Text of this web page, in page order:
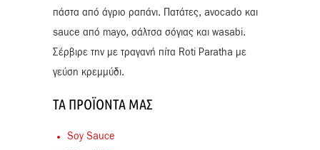
πάστα από άγριο ραπάνι. Πατάτες, avocado και
sauce από mayo, σάλτσα σόγιας και wasabi.
Σέρβιρε την με τραγανή πίτα Roti Paratha με
γεύση κρεμμύδι.
ΤΑ ΠΡΟΪΌΝΤΑ ΜΑΣ
Soy Sauce